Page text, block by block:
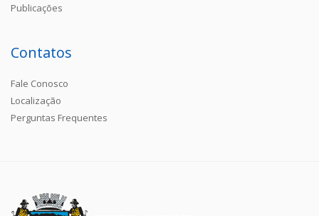
Publicações
Contatos
Fale Conosco
Localização
Perguntas Frequentes